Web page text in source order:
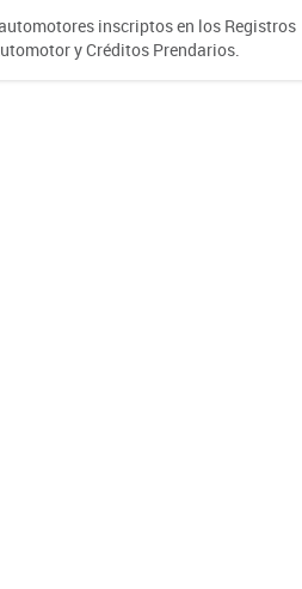
inscriptos en los Registros
y Créditos Prendarios.